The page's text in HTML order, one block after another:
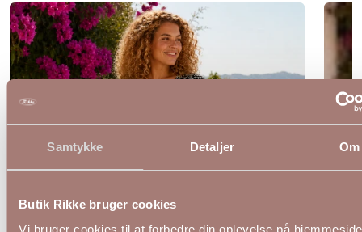
Samtykke Detaljer Om
Butik Rikke bruger cookies
Vi bruger cookies til at forbedre din oplevelse på